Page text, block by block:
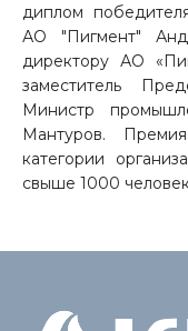
диплом
АО "Пигмент"
директору АО
заместитель
Министр
Мантуров.
категории
свыше 1000